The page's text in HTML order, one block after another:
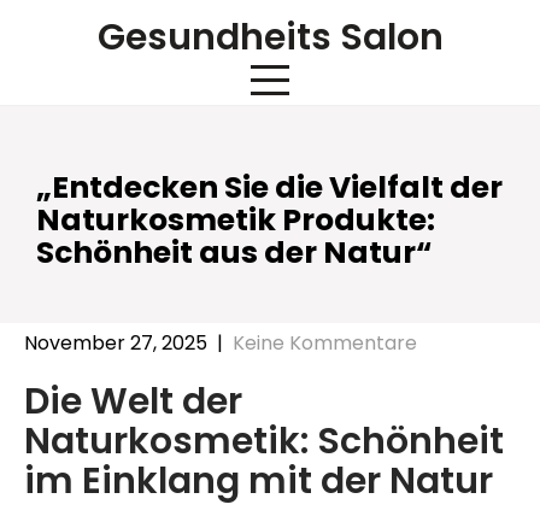
Gesundheits Salon
„Entdecken Sie die Vielfalt der
Naturkosmetik Produkte:
Schönheit aus der Natur“
November 27, 2025 | Keine Kommentare
Die Welt der
Naturkosmetik: Schönheit
im Einklang mit der Natur